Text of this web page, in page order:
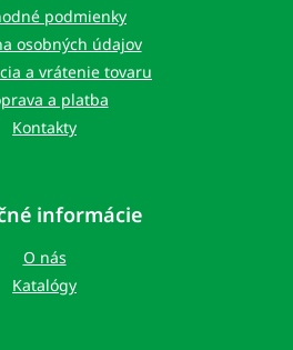
podmienky
osobných údajov
a vrátenie tovaru
a platba
Kontakty
informácie
O nás
Katalógy